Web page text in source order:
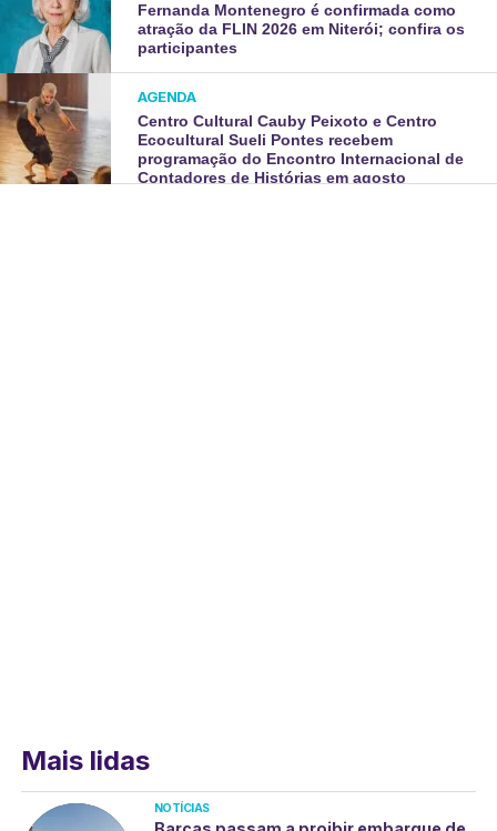
Fernanda Montenegro é confirmada como
atração da FLIN 2026 em Niterói; confira os
participantes
AGENDA
Centro Cultural Cauby Peixoto e Centro
Ecocultural Sueli Pontes recebem
programação do Encontro Internacional de
Contadores de Histórias em agosto
Mais lidas
NOTÍCIAS